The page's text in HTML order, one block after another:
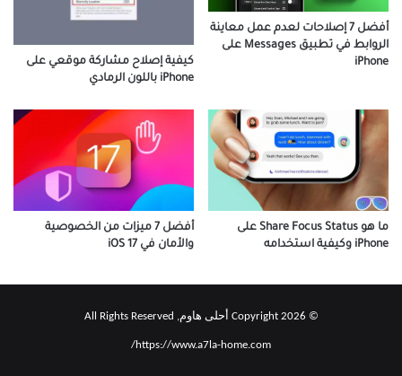
أفضل 7 إصلاحات لعدم عمل معاينة
الروابط في تطبيق Messages على
iPhone
كيفية إصلاح مشاركة موقعي على
iPhone باللون الرمادي
ما هو Share Focus Status على
iPhone وكيفية استخدامه
أفضل 7 ميزات من الخصوصية
والأمان في iOS 17
© Copyright 2026 أحلى هاوم, All Rights Reserved
https://www.a7la-home.com/